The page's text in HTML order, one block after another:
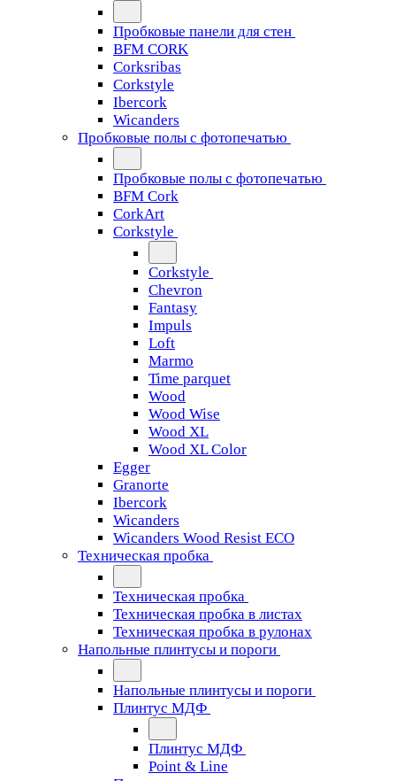
Пробковые панели для стен
BFM CORK
Corksribas
Corkstyle
Ibercork
Wicanders
Пробковые полы с фотопечатью
Пробковые полы с фотопечатью
BFM Cork
CorkArt
Corkstyle
Corkstyle
Chevron
Fantasy
Impuls
Loft
Marmo
Time parquet
Wood
Wood Wise
Wood XL
Wood XL Color
Egger
Granorte
Ibercork
Wicanders
Wicanders Wood Resist ECO
Техническая пробка
Техническая пробка
Техническая пробка в листах
Техническая пробка в рулонах
Напольные плинтусы и пороги
Напольные плинтусы и пороги
Плинтус МДФ
Плинтус МДФ
Point & Line